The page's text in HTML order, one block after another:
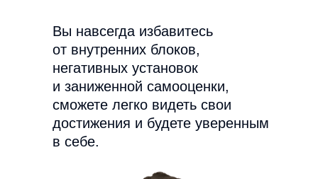
Вы навсегда избавитесь
от внутренних блоков,
негативных установок
и заниженной самооценки,
сможете легко видеть свои
достижения и будете уверенным
в себе.